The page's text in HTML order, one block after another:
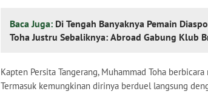
Baca Juga: Di Tengah Banyaknya Pemain
Toha Justru Sebaliknya: Abroad Gabung Klub
Kapten Persita Tangerang, Muhammad Toha
Termasuk kemungkinan dirinya berduel langsung